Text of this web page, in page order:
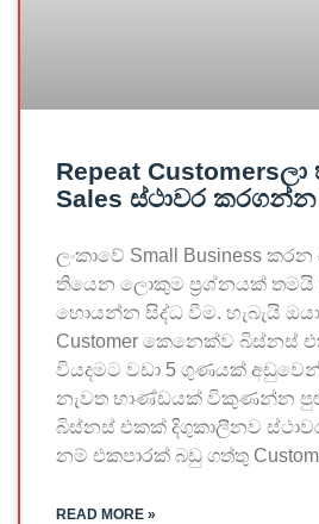
Repeat
Sales ස්ථාවර
ලංකාවේ Small Business
තියෙන ලොකුම ප්‍රශ්නයක් තමයි
හොයන්න සිද්ධ වීම. හැබැයි
Customer කෙනෙක්ව බිස්නස්
වියදමට වඩා 5 ගුණයක්
නැවත භාණ්ඩයක් විකුණන්න
බිස්නස් එකක් දිගුකාලීනව
නම් එකපාරක් බඩු ගත්තු
READ MORE »